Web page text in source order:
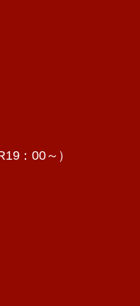
：00～）